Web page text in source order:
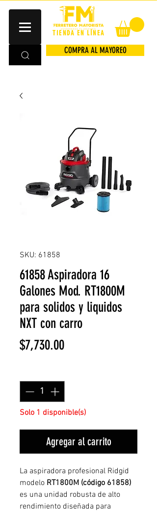
TIENDA EN LÍNEA
COMPRA AL MAYOREO
SKU: 61858
61858 Aspiradora 16
Galones Mod. RT1800M
para solidos y liquidos
NXT con carro
$7,730.00Precio
Solo 1 disponible(s)
Agregar al carrito
La aspiradora profesional Ridgid
modelo RT1800M (código 61858)
es una unidad robusta de alto
rendimiento diseñada para